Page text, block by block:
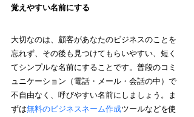
覚えやすい名前にする
大切なのは、顧客があなたのビジネスのことを
忘れず、その後も見つけてもらいやすい、短く
てシンプルな名前にすることです。普段のコミ
ュニケーション（電話・メール・会話の中）で
不自由なく、呼びやすい名前にしましょう。
ま
ずは無料のビジネスネーム作成ツールなどを使